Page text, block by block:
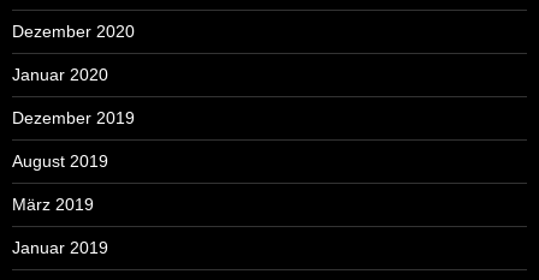
Dezember 2020
Januar 2020
Dezember 2019
August 2019
März 2019
Januar 2019